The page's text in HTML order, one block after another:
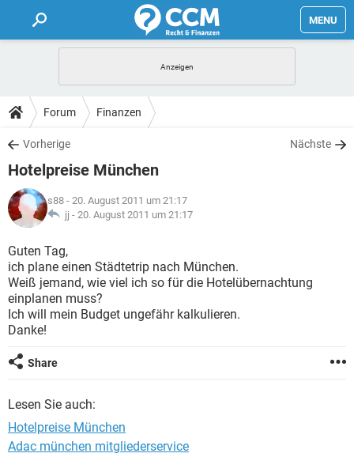
MENU
FORUM
TIPPS
LEXIKON
Forum Finanzen
Vorherige Nächste
Hotelpreise München
s88 - 20. August 2011 um 21:17
jj - 20. August 2011 um 21:17
Guten Tag,
ich plane einen Städtetrip nach München.
Weiß jemand, wie viel ich so für die Hotelübernachtung
einplanen muss?
Ich will mein Budget ungefähr kalkulieren.
Danke!
Share
Lesen Sie auch:
Hotelpreise München
Adac münchen mitgliederservice